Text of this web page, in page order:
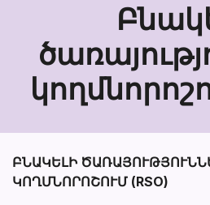
ԲՆԱԿԵԼԻ
ԿՈՂՄՆՈՐՈՇՈՒՄ (RSO)